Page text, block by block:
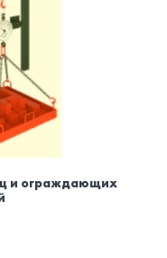
и ограждающих